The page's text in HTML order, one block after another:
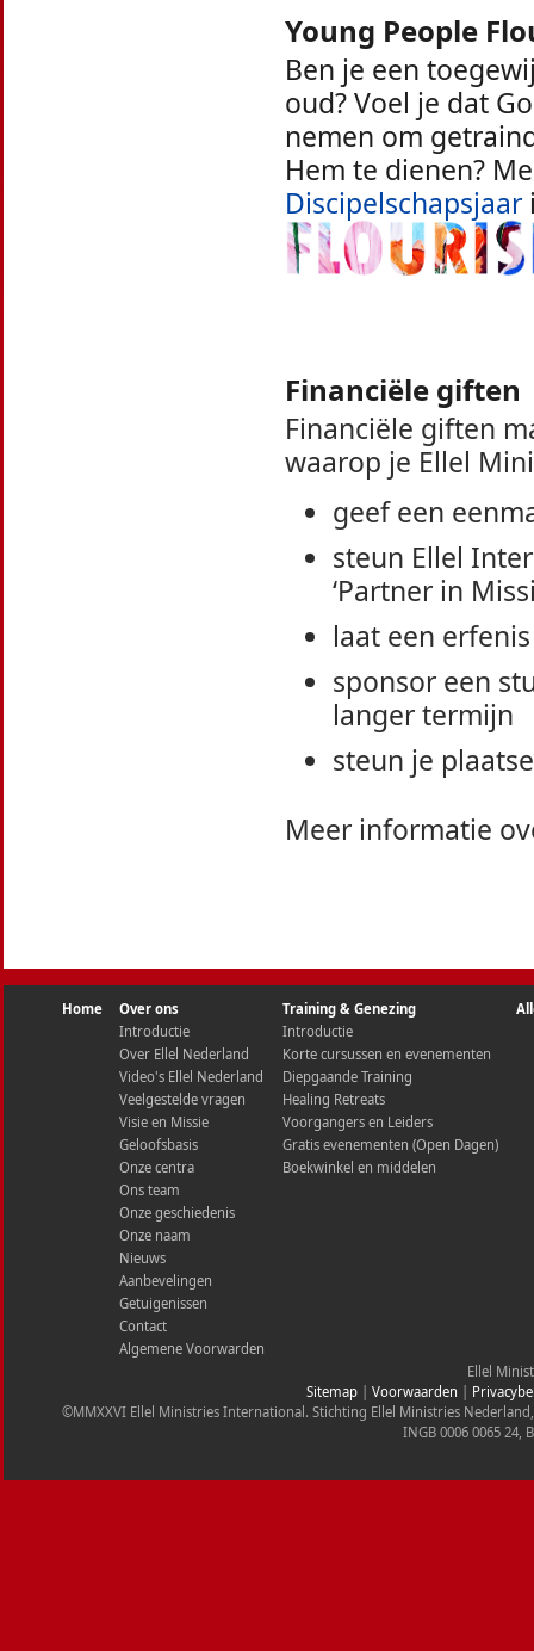
Young People
Ben je een
oud? Voel je dat
nemen om
Hem te dienen?
Discipelschapsjaar
Financiële giften
Financiële giften
waarop je Ellel
geef een
steun Ellel
‘Partner in
laat een
sponsor een
langer termijn
steun je
Meer informatie
Home
Over ons
Introductie
Over Ellel Nederland
Video's Ellel Nederland
Veelgestelde vragen
Visie en Missie
Geloofsbasis
Onze centra
Ons team
Onze geschiedenis
Onze naam
Nieuws
Aanbevelingen
Getuigenissen
Contact
Algemene Voorwarden
Training & Genezing
Introductie
Korte cursussen en evenementen
Diepgaande Training
Healing Retreats
Voorgangers en Leiders
Gratis evenementen (Open Dagen)
Boekwinkel en middelen
Ellel
Sitemap| Voorwaarden
©MMXXVI Ellel Ministries International. Stichting Ellel Ministries
INGB 0006 0065 24,